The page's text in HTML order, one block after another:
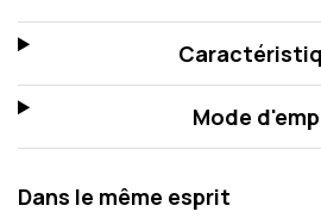
Mode
Dans le même esprit